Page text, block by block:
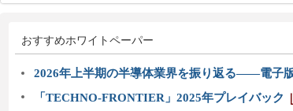
おすすめホワイトペーパー
2026年上半期の半導体業界を振り返る――電子
「TECHNO-FRONTIER」2025年プレイバック